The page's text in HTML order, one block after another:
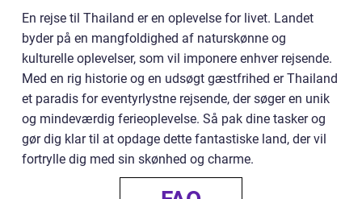
En rejse til Thailand er en oplevelse for livet. Landet
byder på en mangfoldighed af naturskønne og
kulturelle oplevelser, som vil imponere enhver rejsende.
Med en rig historie og en udsøgt gæstfrihed er Thailand
et paradis for eventyrlystne rejsende, der søger en unik
og mindeværdig ferieoplevelse. Så pak dine tasker og
gør dig klar til at opdage dette fantastiske land, der vil
fortrylle dig med sin skønhed og charme.